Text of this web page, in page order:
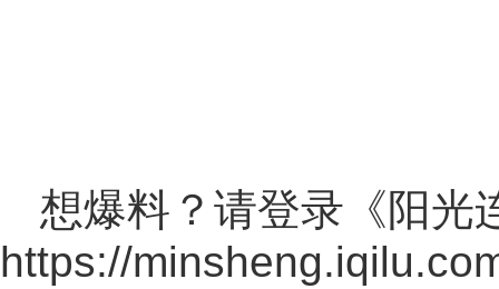
想爆料？请登录《阳光
https://